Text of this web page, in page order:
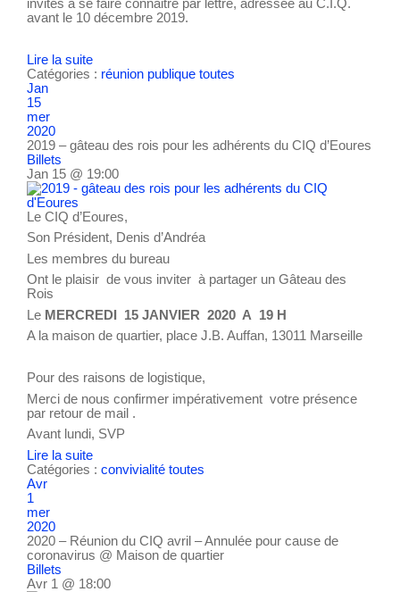
avant le 10 décembre 2019.
Lire la suite
Catégories : réunion publique toutes
Jan
15
mer
2020
2019 – gâteau des rois pour les adhérents du CIQ d’Eoures
Billets
Jan 15 @ 19:00
Le CIQ d’Eoures,
Son Président, Denis d’Andréa
Les membres du bureau
Ont le plaisir de vous inviter à partager un Gâteau des
Rois
Le MERCREDI 15 JANVIER 2020 A 19 H
A la maison de quartier, place J.B. Auffan, 13011 Marseille
Pour des raisons de logistique,
Merci de nous confirmer impérativement votre présence
par retour de mail .
Avant lundi, SVP
Lire la suite
Catégories : convivialité toutes
Avr
1
mer
2020
2020 – Réunion du CIQ avril – Annulée pour cause de
coronavirus @ Maison de quartier
Billets
Avr 1 @ 18:00